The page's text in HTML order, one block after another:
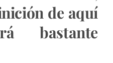
de aquí
bastante